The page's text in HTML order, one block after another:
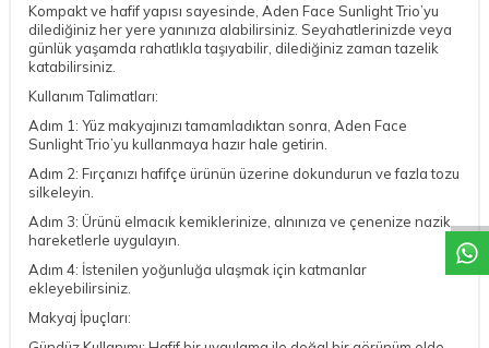
DESTEK
Kompakt ve hafif yapısı sayesinde, Aden Face Sunlight Trio’yu
dilediğiniz her yere yanınıza alabilirsiniz. Seyahatlerinizde veya
günlük yaşamda rahatlıkla taşıyabilir, dilediğiniz zaman tazelik
katabilirsiniz.
Kullanım Talimatları:
Adım 1: Yüz makyajınızı tamamladıktan sonra, Aden Face
Sunlight Trio’yu kullanmaya hazır hale getirin.
Adım 2: Fırçanızı hafifçe ürünün üzerine dokundurun ve fazla tozu
silkeleyin.
Adım 3: Ürünü elmacık kemiklerinize, alnınıza ve çenenize nazik
hareketlerle uygulayın.
Adım 4: İstenilen yoğunluğa ulaşmak için katmanlar
ekleyebilirsiniz.
Makyaj İpuçları: